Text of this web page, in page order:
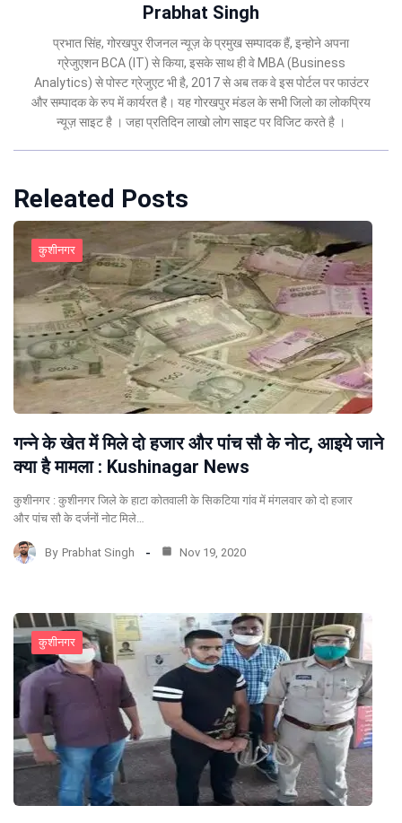
Prabhat Singh
प्रभात सिंह, गोरखपुर रीजनल न्यूज़ के प्रमुख सम्पादक हैं, इन्होने अपना
ग्रेजुएशन BCA (IT) से किया, इसके साथ ही वे MBA (Business
Analytics) से पोस्ट ग्रेजुएट भी है, 2017 से अब तक वे इस पोर्टल पर फाउंटर
और सम्पादक के रुप में कार्यरत है। यह गोरखपुर मंडल के सभी जिलो का लोकप्रिय
न्यूज़ साइट है । जहा प्रतिदिन लाखो लोग साइट पर विजिट करते है ।
Releated Posts
कुशीनगर
गन्ने के खेत में मिले दो हजार और पांच सौ के नोट, आइये जाने
क्या है मामला : Kushinagar News
कुशीनगर : कुशीनगर जिले के हाटा कोतवाली के सिकटिया गांव में मंगलवार को दो हजार
और पांच सौ के दर्जनों नोट मिले…
By Prabhat Singh Nov 19, 2020
कुशीनगर